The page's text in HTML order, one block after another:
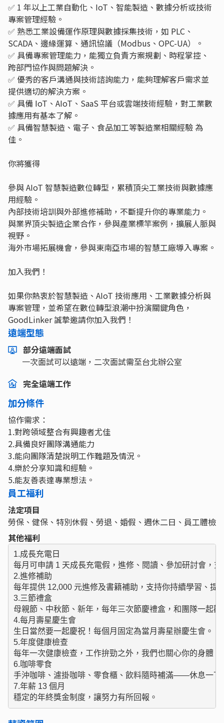
✅ 1 年以上工業自動化、IoT、智能製造、數據分析或技術
專案管理經驗。
✅ 熟悉工業設備運作原理與數據採集技術，如 PLC、
SCADA、邊緣運算、通訊協議（Modbus、OPC-UA）。
✅ 具備專案管理能力，能獨立負責方案規劃、時程掌控、
跨部門協作與問題解決。
✅ 優秀的客戶溝通與技術諮詢能力，能夠理解客戶需求並
提供適切的解決方案。
✅ 具備 IoT、AIoT、SaaS 平台或雲端技術經驗，對工業數
據應用有基本了解。
✅ 具備智慧製造、電子、食品加工等製造業相關經驗 為
佳。
你將獲得
參與 AIoT 智慧製造數位轉型，累積頂尖工業技術與數據應
用經驗。
內部技術培訓與外部進修補助，不斷提升你的專業能力。
與業界頂尖製造企業合作，參與產業標竿案例，擴展人脈與
視野。
海外市場拓展機會，參與東南亞市場的智慧工廠導入專案。
加入我們！
如果你熱衷於智慧製造、AIoT 技術應用、工業數據分析與
專案管理，並希望在數位轉型浪潮中扮演關鍵角色，
GoodLinker 誠摯邀請你加入我們！
遠端型態
部分遠端面試
一次面試可以遠端，二次面試需至台北辦公室
完全遠端工作
加分條件
協作需求：
1.對跨領域整合有興趣者尤佳
2.具備良好團隊溝通能力
3.能向團隊清楚說明工作難題及情況。
4.樂於分享知識和經驗。
5.能友善表達專業想法。
員工福利
法定項目
勞保、健保、特別休假、勞退、婚假、週休二日、員工體檢
其他福利
1.成長充電日
每月可申請 1 天成長充電假，進修、閱讀、參加研討會，
2.進修補助
每年提供 12,000 元進修及書籍補助，支持你持續學習、提
3.三節禮盒
母親節、中秋節、新年，每年三次節慶禮盒，和團隊一起歡
4.每月壽星慶生會
生日當然要一起慶祝！每個月固定為當月壽星辦慶生會。
5.年度健康檢查
每年一次健康檢查，工作拚勁之外，我們也關心你的身體。
6.咖啡零食
手沖咖啡、濾掛咖啡、零食櫃、飲料隨時補滿——休息一下
7.年薪 13 個月
穩定的年終獎金制度，讓努力有所回報。